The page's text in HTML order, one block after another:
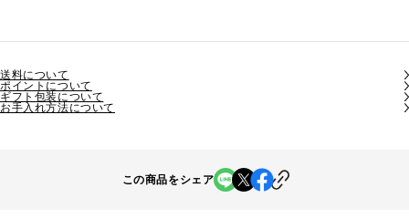
送料について
ポイントについて
ギフト包装について
お手入れ方法について
この商品をシェア